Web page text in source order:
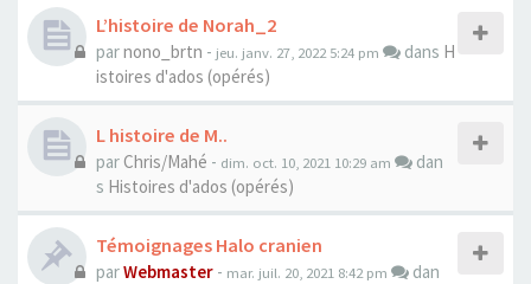
L’histoire de Norah_2
parnono_brtn - jeu. janv. 27, 2022 5:24 pm dans H
istoires d'ados (opérés)
L histoire de M..
par Chris/Mahé - dim. oct. 10, 2021 10:29 am
dan
s Histoires d'ados (opérés)
Témoignages Halo cranien
parWebmaster - mar. juil. 20, 2021 8:42 pm
dan